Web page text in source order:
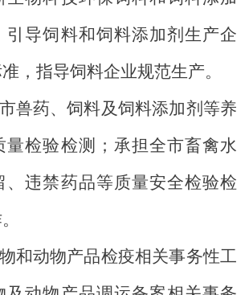
引导饲料和饲料添加剂生产企
，指导饲料企业规范生产。
兽药、饲料及饲料添加剂等养
量检验检测；承担全市畜禽水
、违禁药品等质量安全检验检
和动物产品检疫相关事务性工